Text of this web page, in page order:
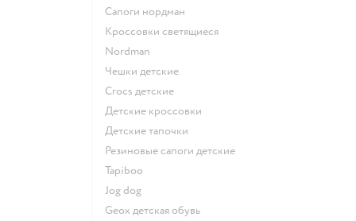
Сапоги нордман
Кроссовки светящиеся
Nordman
Чешки детские
Crocs детские
Детские кроссовки
Детские тапочки
Резиновые сапоги детские
Tapiboo
Jog dog
Geox детская обувь